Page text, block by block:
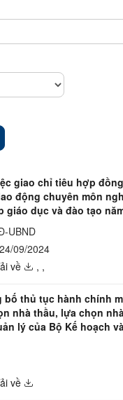
giao chỉ tiêu hợp
động chuyên môn
dục và đào tạo
UBND
24/09/2024
về , ,
bố thủ tục hành chính
nhà thầu, lựa chọn
lý của Bộ Kế hoạch
về